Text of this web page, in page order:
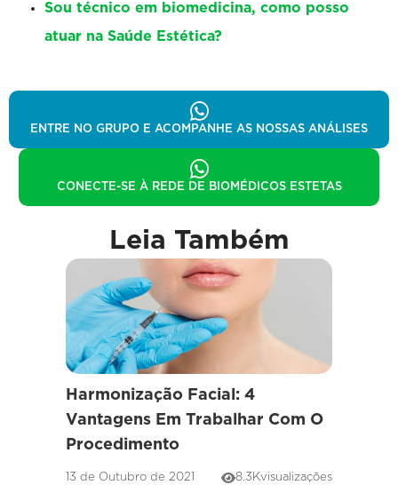
Sou técnico em biomedicina, como posso
atuar na Saúde Estética?
ENTRE NO GRUPO E ACOMPANHE AS NOSSAS ANÁLISES
CONECTE-SE À REDE DE BIOMÉDICOS ESTETAS
Leia Também
Harmonização Facial: 4
Vantagens Em Trabalhar Com O
Procedimento
13 de Outubro de 2021 8.3Kvisualizações